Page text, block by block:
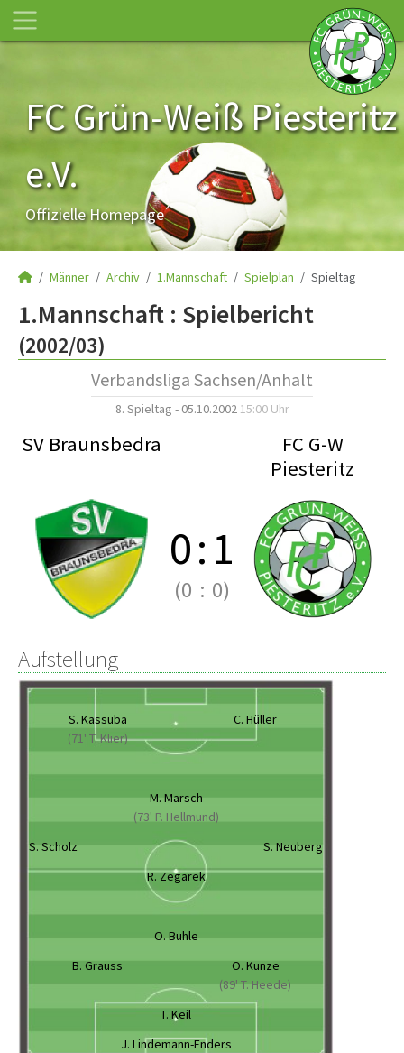
FC Grün-Weiß Piesteritz
e.V.
Offizielle Homepage
Männer Archiv 1.Mannschaft Spielplan Spieltag
1.Mannschaft : Spielbericht
(2002/03)
Verbandsliga Sachsen/Anhalt
8. Spieltag - 05.10.2002 15:00 Uhr
SV Braunsbedra
FC G-W
Piesteritz
0:1
(0 : 0)
Aufstellung
S. Kassuba
(71' T. Klier)
C. Hüller
M. Marsch
(73' P. Hellmund)
S. Scholz
S. Neuberg
R. Zegarek
O. Buhle
B. Grauss
O. Kunze
(89' T. Heede)
T. Keil
J. Lindemann-Enders